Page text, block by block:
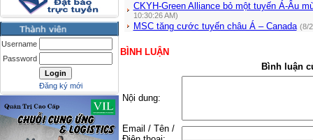
Username
Password
Đăng ký mới
CKYH-Green Alliance bỏ một tuyến Á-Âu
10:30:26 AM)
MSC tăng cước tuyến châu Á – Canada (8/
BÌNH LUẬN
Bình luận
Nội dung:
Email / Tên /